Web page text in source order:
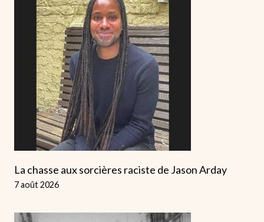
La chasse aux sorcières raciste de Jason Arday
7 août 2026